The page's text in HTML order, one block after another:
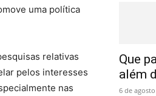
uma política
relativas
pelos interesses
nas
Que
além
6 de